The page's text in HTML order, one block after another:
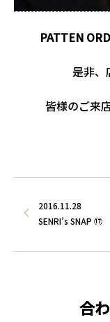
PATTEN
是非、
皆様のご来
2016.11.28
SENRI’s SNAP ⑰
合